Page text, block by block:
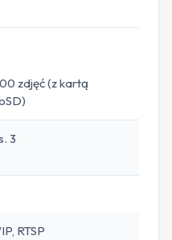
zdjęć (z kartą
3
RTSP